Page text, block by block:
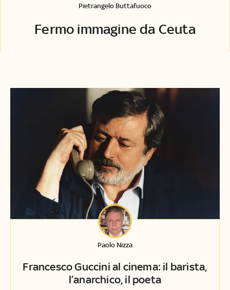
Fermo immagine da Ceuta
Pietrangelo Buttafuoco
Francesco Guccini al cinema: il barista,
l’anarchico, il poeta
Paolo Nizza